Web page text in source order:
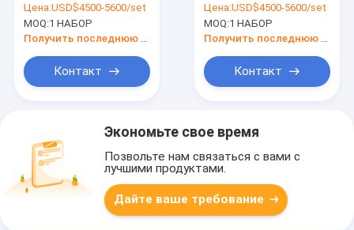
560nm 590nm
Цена:USD$4500-5600/set
MOQ:1 НАБОР
Получить последнюю цену
Контакт
волос IPL к 1200nm
Цена:USD$4500-5600/set
MOQ:1 НАБОР
Получить последнюю цену
Контакт
Экономьте свое время
Позвольте нам связаться с вами с
лучшими продуктами.
Дайте ваше требование